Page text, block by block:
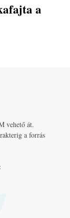
a
vehető át.
a forrás